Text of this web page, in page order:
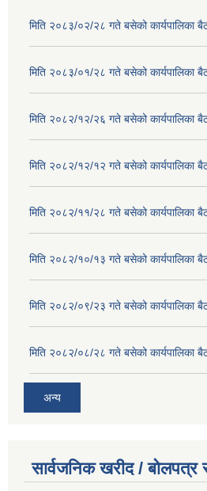
मिति २०८३/०२/२८ गते बसेको कार्यपालिका
मिति २०८३/०१/२८ गते बसेको कार्यपालिका
मिति २०८२/१२/२६ गते बसेको कार्यपालिका
मिति २०८२/१२/१२ गते बसेको कार्यपालिका
मिति २०८२/११/२८ गते बसेको कार्यपालिका
मिति २०८२/१०/१३ गते बसेको कार्यपालिका
मिति २०८२/०९/२३ गते बसेको कार्यपालिका
मिति २०८२/०८/२८ गते बसेको कार्यपालिका
अन्य
सार्वजनिक खरीद / बोलपत्र